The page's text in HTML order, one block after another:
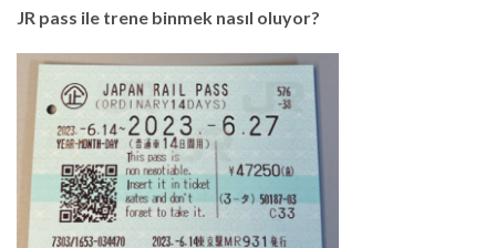
JR pass ile trene binmek nasıl oluyor?